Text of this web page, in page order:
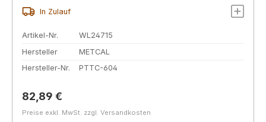
In Zulauf
Artikel-Nr.
WL24715
Hersteller
METCAL
Hersteller-Nr.
PTTC-604
Regulärer Preis:
82,89 €
Preise exkl. MwSt. zzgl. Versandkosten